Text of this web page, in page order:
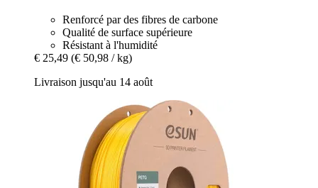
Renforcé par des fibres de carbone
Qualité de surface supérieure
Résistant à l'humidité
€ 25,49 (€ 50,98 / kg)
Livraison jusqu'au 14 août